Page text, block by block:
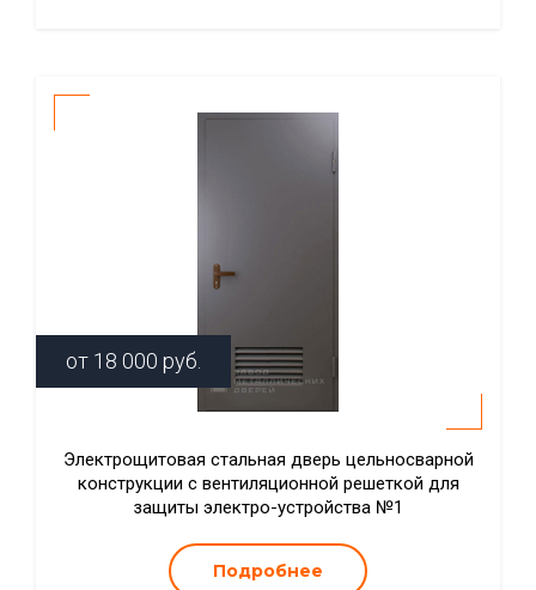
от 18 000 руб.
Электрощитовая стальная дверь цельносварной
конструкции с вентиляционной решеткой для
защиты электро-устройства №1
Подробнее